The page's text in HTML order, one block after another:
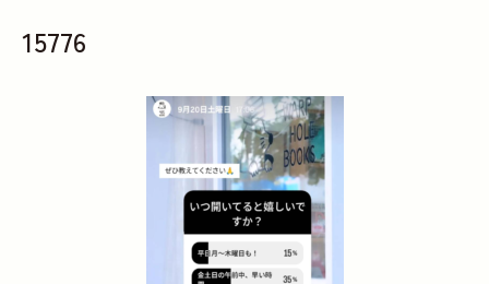
15776